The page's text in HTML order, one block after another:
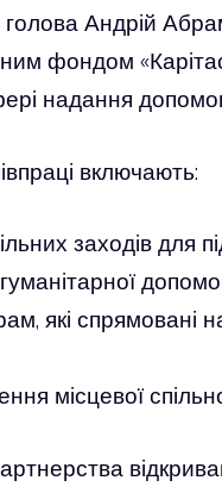
голова Андрій
фондом
надання
включають:
заходів
які
місцевої